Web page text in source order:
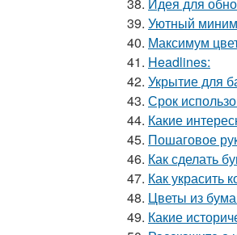
39. Уютный
40. Максимум
41. Headlines:
42. Укрытие для
43. Срок
44. Какие
45. Пошаговое
46. Как сделать
47. Как украсить
48. Цветы из
49. Какие